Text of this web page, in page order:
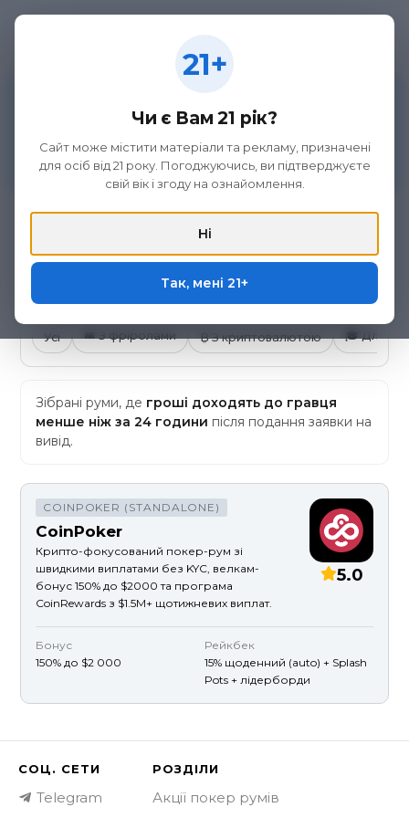
21+
Чи є Вам 21 рік?
Сайт може містити матеріали та рекламу, призначені
для осіб від 21 року. Погоджуючись, ви підтверджуєте
свій вік і згоду на ознайомлення.
Ні
Так, мені 21+
ігор та організаторів букмекерської діяльності, а
викладений виключно з метою ознайомлення.
Участь в азартних іграх може викликати ігрову
залежність. Дотримуйтеся правил (принципів)
відповідальної гри. Тільки для осіб 21+.
Покер-руми зі
швидкими виплатами
(до 24 год)
Усі 🎟 З фріролами ₿ З криптовалютою 🎓 Для
Зібрані руми, де гроші доходять до гравця
менше ніж за 24 години після подання заявки на
вивід.
COINPOKER (STANDALONE)
CoinPoker
Крипто-фокусований покер-рум зі
швидкими виплатами без KYC, велкам-
бонус 150% до $2000 та програма
CoinRewards з $1.5M+ щотижневих виплат.
5.0
Бонус
150% до $2 000
Рейкбек
15% щоденний (auto) + Splash
Pots + лідерборди
СОЦ. СЕТИ
Telegram
РОЗДІЛИ
Акції покер румів